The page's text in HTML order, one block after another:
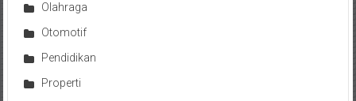
Olahraga
Otomotif
Pendidikan
Properti